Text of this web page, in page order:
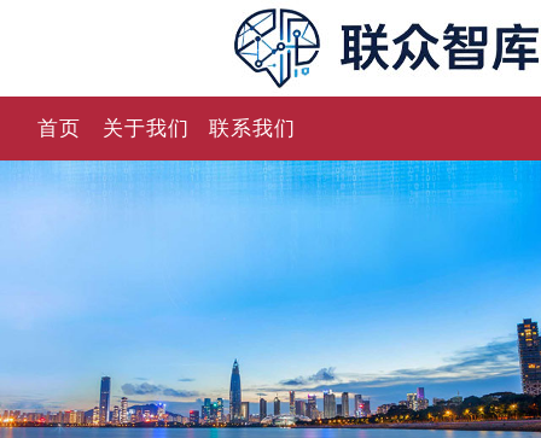
首页 关于我们 联系我们